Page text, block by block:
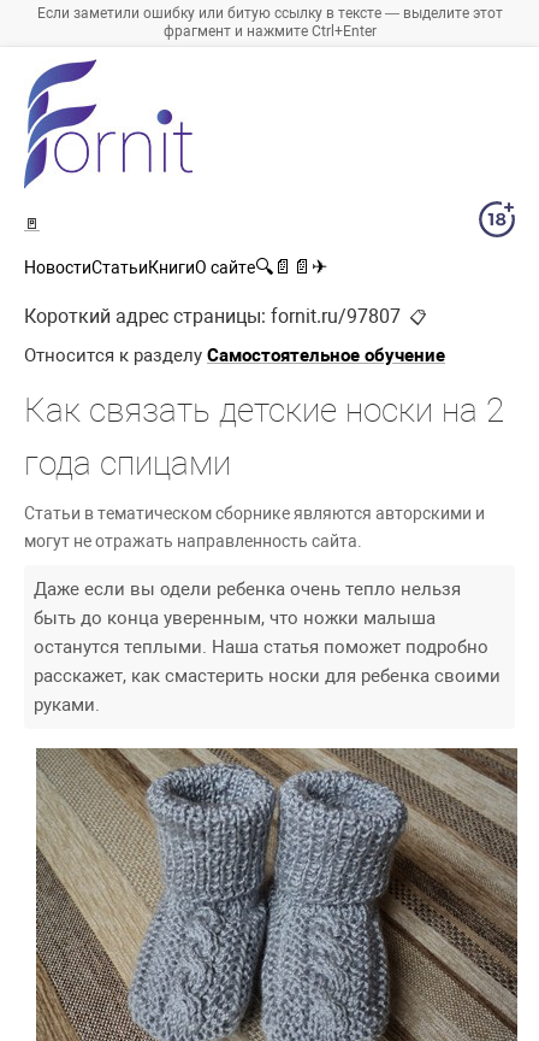
Если заметили ошибку или битую ссылку в тексте — выделите этот
фрагмент и нажмите Ctrl+Enter
🚪
НовостиСтатьиКнигиО сайте🔍 📄 📄 ✈
Короткий адрес страницы: fornit.ru/97807 📋
Относится к разделу Самостоятельное обучение
Как связать детские носки на 2
года спицами
Статьи в тематическом сборнике являются авторскими и
могут не отражать направленность сайта.
Даже если вы одели ребенка очень тепло нельзя
быть до конца уверенным, что ножки малыша
останутся теплыми. Наша статья поможет подробно
расскажет, как смастерить носки для ребенка своими
руками.